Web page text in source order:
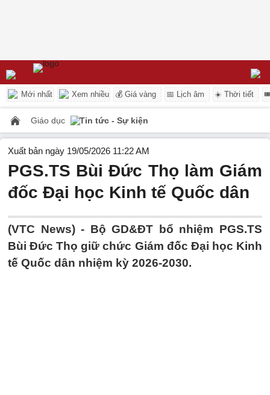
Mới nhất Xem nhiều 💰 Giá vàng 📅 Lịch âm ☀️ Thời tiết
Giáo dục Tin tức - Sự kiện
Xuất bản ngày 19/05/2026 11:22 AM
PGS.TS Bùi Đức Thọ làm Giám
đốc Đại học Kinh tế Quốc dân
(VTC News) - Bộ GD&ĐT bổ nhiệm PGS.TS
Bùi Đức Thọ giữ chức Giám đốc Đại học Kinh
tế Quốc dân nhiệm kỳ 2026-2030.